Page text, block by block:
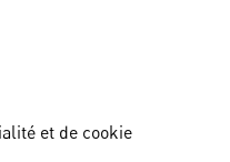
et de cookie